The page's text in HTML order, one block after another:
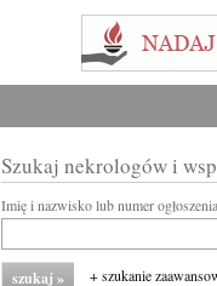
Szukaj nekrologów i
Imię i nazwisko lub numer
+ szukanie